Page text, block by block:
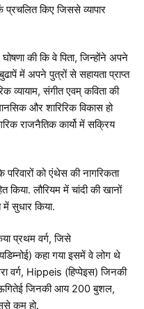
किए जिससे व्यापार
की कि वे पिता, जिन्होंने अपने
में अपने पुत्रों से सहायता प्राप्त
व्यायाम, संगीत एवम् कविता की
और शारिरिक विकास हो
राजनैतिक कार्यो में सक्रिय
को एंथेस की नागरिकता
किया. लौरियम में चांदी की खानों
सुधार किया.
प्रथम वर्ग, जिसे
कहा गया इसमें वे लोग थे
Hippeis (हिप्पेइस) जिनकी
जिनकी आय 200 बुशल,
कम हो.